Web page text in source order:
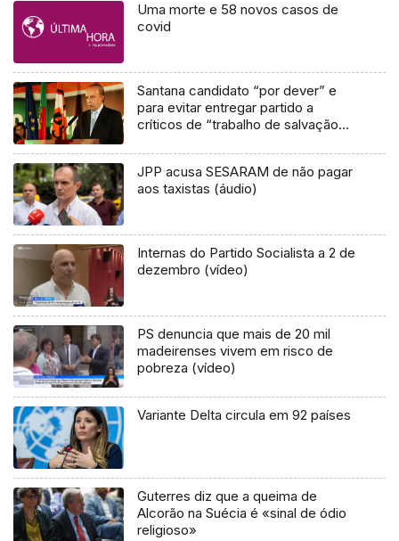
Uma morte e 58 novos casos de
covid
Santana candidato “por dever” e
para evitar entregar partido a
críticos de “trabalho de salvação
JPP acusa SESARAM de não pagar
aos taxistas (áudio)
Internas do Partido Socialista a 2 de
dezembro (vídeo)
PS denuncia que mais de 20 mil
madeirenses vivem em risco de
pobreza (vídeo)
Variante Delta circula em 92 países
Guterres diz que a queima de
Alcorão na Suécia é «sinal de ódio
religioso»